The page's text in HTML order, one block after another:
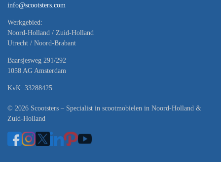
info@scootsters.com
Werkgebied:
Noord-Holland / Zuid-Holland
Utrecht / Noord-Brabant
Baarsjesweg 291/292
1058 AG Amsterdam
KvK: 33288425
© 2026 Scootsters – Specialist in scootmobielen in Noord-Holland &
Zuid-Holland